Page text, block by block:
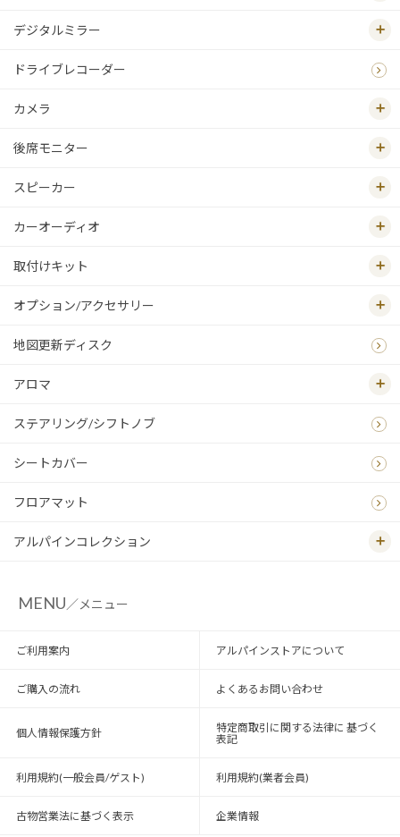
デジタルミラー
ドライブレコーダー
カメラ
後席モニター
スピーカー
カーオーディオ
取付けキット
オプション/アクセサリー
地図更新ディスク
アロマ
ステアリング/シフトノブ
シートカバー
フロアマット
アルパインコレクション
MENU／メニュー
ご利用案内 アルパインストアについて
ご購入の流れ よくあるお問い合わせ
個人情報保護方針
特定商取引に関する法律に 基づく
表記
利用規約(一般会員/ゲスト) 利用規約(業者会員)
古物営業法に基づく表示 企業情報